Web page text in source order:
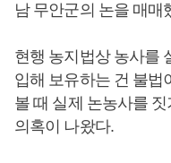
남 무안군의 논을 매매
현행 농지법상 농사를
입해 보유하는 건 불법
볼 때 실제 논농사를
의혹이 나왔다.